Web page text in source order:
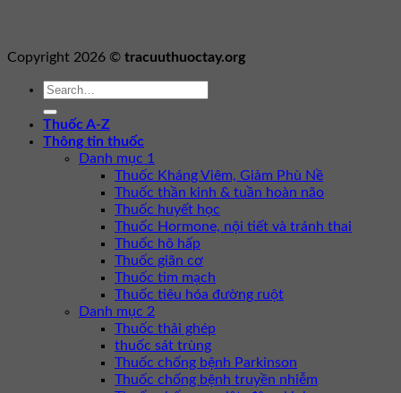
Copyright 2026 © tracuuthuoctay.org
Thuốc A-Z
Thông tin thuốc
Danh mục 1
Thuốc Kháng Viêm, Giảm Phù Nề
Thuốc thần kinh & tuần hoàn não
Thuốc huyết học
Thuốc Hormone, nội tiết và tránh thai
Thuốc hô hấp
Thuốc giãn cơ
Thuốc tim mạch
Thuốc tiêu hóa đường ruột
Danh mục 2
Thuốc thải ghép
thuốc sát trùng
Thuốc chống bệnh Parkinson
Thuốc chống bệnh truyền nhiễm